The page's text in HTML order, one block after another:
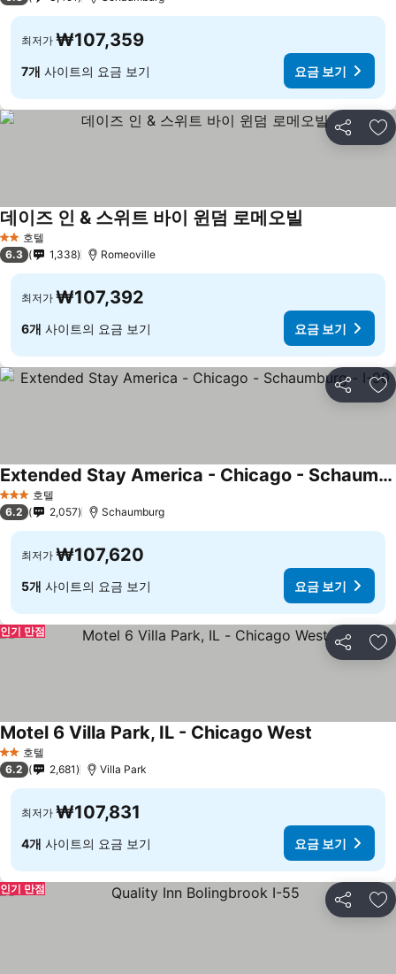
최저가 ₩107,359
7개 사이트의 요금 보기 요금 보기
공유 즐
2 성급호텔
데이즈 인 & 스위트 바이 윈덤 로메오빌
6.3 1,338 Romeoville
최저가 ₩107,392
6개 사이트의 요금 보기 요금 보기
공유 즐
3 성급 호텔
Extended Stay America - Chicago - Schaumburg - I-90
6.2 2,057 Schaumburg
최저가 ₩107,620
5개 사이트의 요금 보기 요금 보기
공유 즐
인기 만점
2 성급호텔
Motel 6 Villa Park, IL - Chicago West
6.2 2,681 Villa Park
최저가 ₩107,831
4개 사이트의 요금 보기 요금 보기
공유 즐
인기 만점